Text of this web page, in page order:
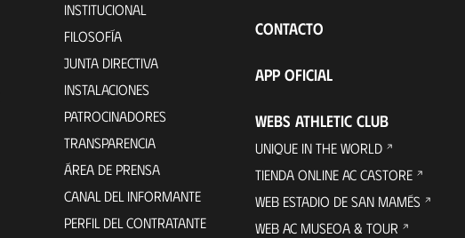
INSTITUCIONAL
FILOSOFÍA
JUNTA DIRECTIVA
INSTALACIONES
PATROCINADORES
TRANSPARENCIA
ÁREA DE PRENSA
CANAL DEL INFORMANTE
PERFIL DEL CONTRATANTE
CONTACTO
APP OFICIAL
WEBS ATHLETIC CLUB
UNIQUE IN THE WORLD
TIENDA ONLINE AC CASTORE
WEB ESTADIO DE SAN MAMÉS
WEB AC MUSEOA & TOUR